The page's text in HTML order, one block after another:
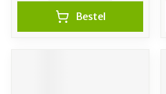
Bestel